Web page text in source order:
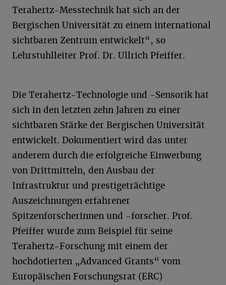
Terahertz-Messtechnik hat sich an der
Bergischen Universität zu einem international
sichtbaren Zentrum entwickelt“, so
Lehrstuhlleiter Prof. Dr. Ullrich Pfeiffer.
Die Terahertz-Technologie und -Sensorik hat
sich in den letzten zehn Jahren zu einer
sichtbaren Stärke der Bergischen Universität
entwickelt. Dokumentiert wird das unter
anderem durch die erfolgreiche Einwerbung
von Drittmitteln, den Ausbau der
Infrastruktur und prestigeträchtige
Auszeichnungen erfahrener
Spitzenforscherinnen und -forscher. Prof.
Pfeiffer wurde zum Beispiel für seine
Terahertz-Forschung mit einem der
hochdotierten „Advanced Grants“ vom
Europäischen Forschungsrat (ERC)